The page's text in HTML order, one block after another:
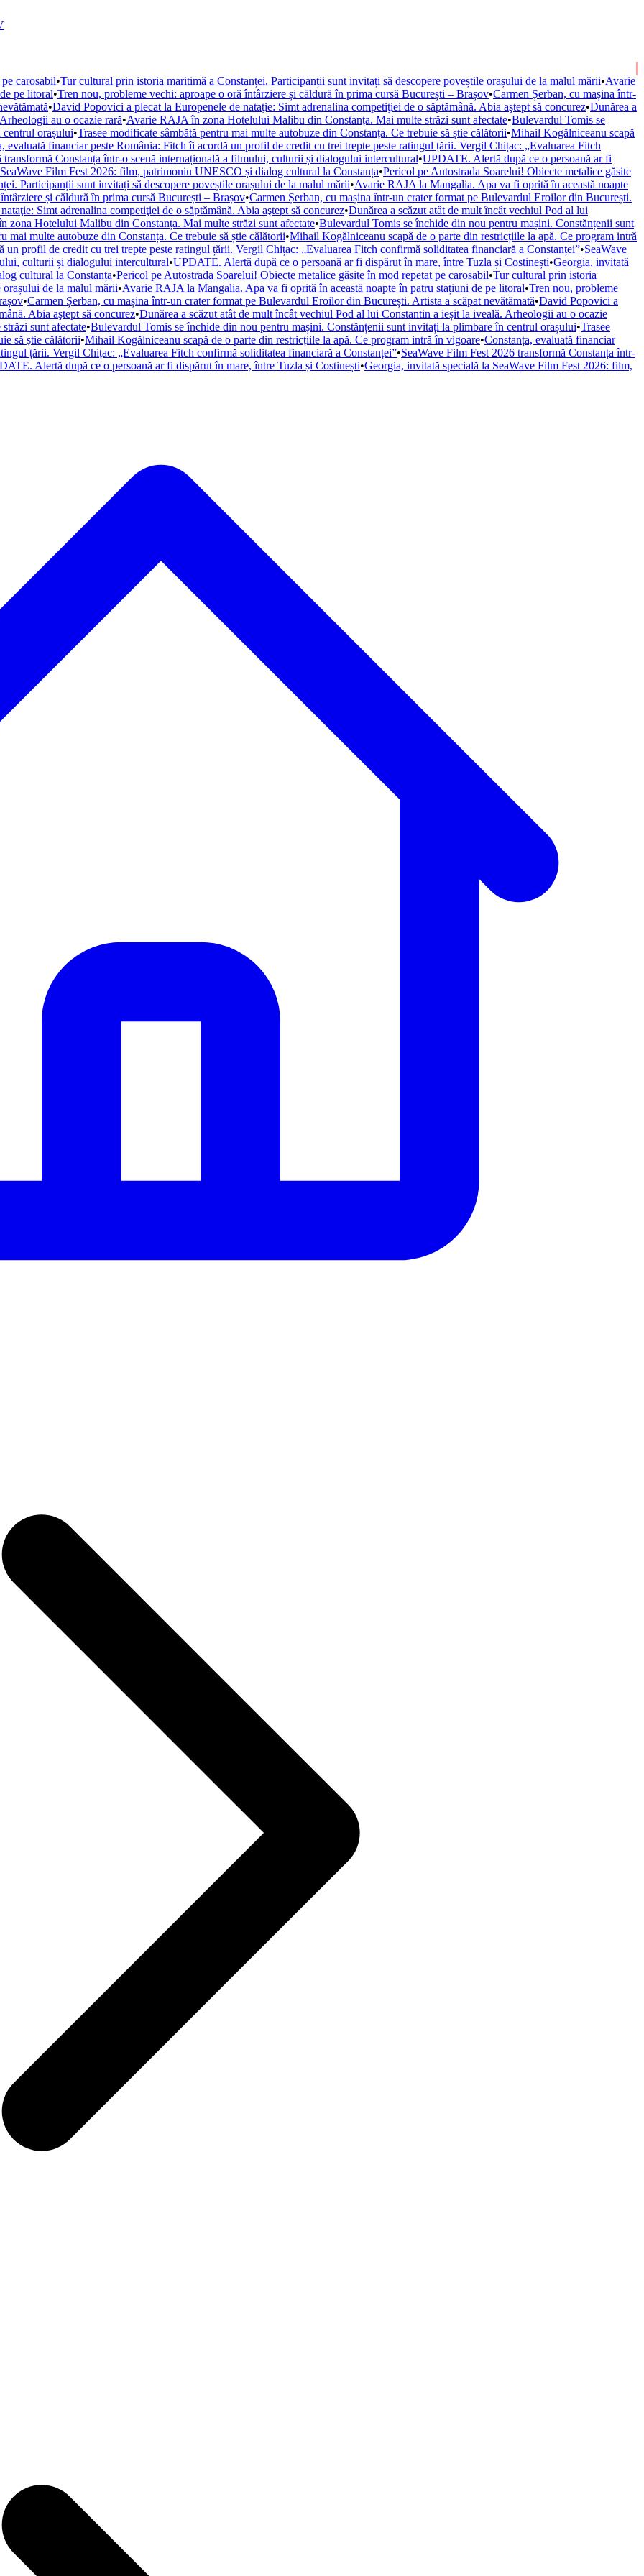
carosabil•Tur cultural prin istoria maritimă a Constanței. Participanții sunt invitați să descopere poveștile orașului de la malul mării•Avarie
pe litoral•Tren nou, probleme vechi: aproape o oră întârziere și căldură în prima cursă București – Brașov•Carmen Șerban, cu mașina într-
•David Popovici a plecat la Europenele de nataţie: Simt adrenalina competiţiei de o săptămână. Abia aştept să concurez•Dunărea a
au o ocazie rară•Avarie RAJA în zona Hotelului Malibu din Constanța. Mai multe străzi sunt afectate•Bulevardul Tomis se
orașului•Trasee modificate sâmbătă pentru mai multe autobuze din Constanța. Ce trebuie să știe călătorii•Mihail Kogălniceanu scapă
evaluată financiar peste România: Fitch îi acordă un profil de credit cu trei trepte peste ratingul țării. Vergil Chițac: „Evaluarea Fitch
transformă Constanța într-o scenă internațională a filmului, culturii și dialogului intercultural•UPDATE. Alertă după ce o persoană ar fi
Film Fest 2026: film, patrimoniu UNESCO și dialog cultural la Constanța•Pericol pe Autostrada Soarelui! Obiecte metalice găsite
Participanții sunt invitați să descopere poveștile orașului de la malul mării•Avarie RAJA la Mangalia. Apa va fi oprită în această noapte
și căldură în prima cursă București – Brașov•Carmen Șerban, cu mașina într-un crater format pe Bulevardul Eroilor din București.
Simt adrenalina competiţiei de o săptămână. Abia aştept să concurez•Dunărea a scăzut atât de mult încât vechiul Pod al lui
zona Hotelului Malibu din Constanța. Mai multe străzi sunt afectate•Bulevardul Tomis se închide din nou pentru mașini. Constănțenii sunt
mai multe autobuze din Constanța. Ce trebuie să știe călătorii•Mihail Kogălniceanu scapă de o parte din restricțiile la apă. Ce program intră
un profil de credit cu trei trepte peste ratingul țării. Vergil Chițac: „Evaluarea Fitch confirmă soliditatea financiară a Constanței”•SeaWave
culturii și dialogului intercultural•UPDATE. Alertă după ce o persoană ar fi dispărut în mare, între Tuzla și Costinești•Georgia, invitată
cultural la Constanța•Pericol pe Autostrada Soarelui! Obiecte metalice găsite în mod repetat pe carosabil•Tur cultural prin istoria
orașului de la malul mării•Avarie RAJA la Mangalia. Apa va fi oprită în această noapte în patru stațiuni de pe litoral•Tren nou, probleme
•Carmen Șerban, cu mașina într-un crater format pe Bulevardul Eroilor din București. Artista a scăpat nevătămată•David Popovici a
Abia aştept să concurez•Dunărea a scăzut atât de mult încât vechiul Pod al lui Constantin a ieșit la iveală. Arheologii au o ocazie
sunt afectate•Bulevardul Tomis se închide din nou pentru mașini. Constănțenii sunt invitați la plimbare în centrul orașului•Trasee
să știe călătorii•Mihail Kogălniceanu scapă de o parte din restricțiile la apă. Ce program intră în vigoare•Constanța, evaluată financiar
țării. Vergil Chițac: „Evaluarea Fitch confirmă soliditatea financiară a Constanței”•SeaWave Film Fest 2026 transformă Constanța într-
Alertă după ce o persoană ar fi dispărut în mare, între Tuzla și Costinești•Georgia, invitată specială la SeaWave Film Fest 2026: film,